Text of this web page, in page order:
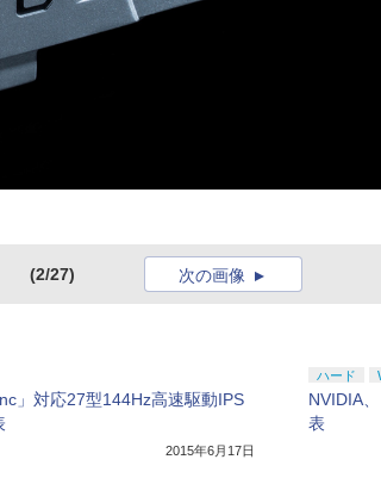
(2/27) 次の画像
」対応27型144Hz高速駆動IPS
2015年6月17日
ハード
NVIDIA
表